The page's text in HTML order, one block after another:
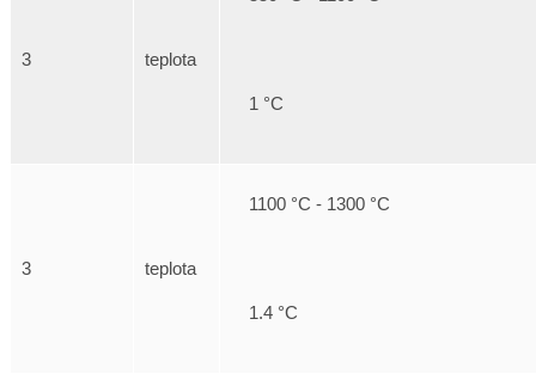
3 teplota
1 °C
3 teplota
1100 °C - 1300 °C
1.4 °C